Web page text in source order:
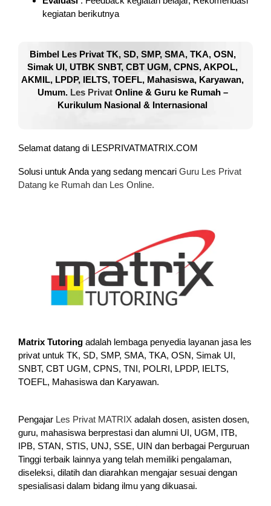
kegiatan berikutnya
Bimbel Les Privat TK, SD, SMP, SMA, TKA, OSN,
Simak UI, UTBK SNBT, CBT UGM, CPNS, AKPOL,
AKMIL, LPDP, IELTS, TOEFL, Mahasiswa, Karyawan,
Umum. Les PrivatOnline & Guru ke Rumah –
Kurikulum Nasional & Internasional
Selamat datang di LESPRIVATMATRIX.COM
Solusi untuk Anda yang sedang mencari Guru Les Privat
Datang ke Rumah dan Les Online.
Matrix Tutoring adalah lembaga penyedia layanan jasa les
privat untuk TK, SD, SMP, SMA, TKA, OSN, Simak UI,
SNBT, CBT UGM, CPNS, TNI, POLRI, LPDP, IELTS,
TOEFL, Mahasiswa dan Karyawan.
Pengajar Les Privat MATRIX adalah dosen, asisten dosen,
guru, mahasiswa berprestasi dan alumni UI, UGM, ITB,
IPB, STAN, STIS, UNJ, SSE, UIN dan berbagai Perguruan
Tinggi terbaik lainnya yang telah memiliki pengalaman,
diseleksi, dilatih dan diarahkan mengajar sesuai dengan
spesialisasi dalam bidang ilmu yang dikuasai.